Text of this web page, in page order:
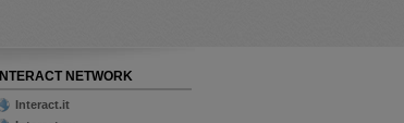
INTERACT NETWORK
Interact.it